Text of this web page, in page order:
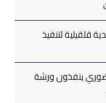
قلقيلية لتنفيذ
ينفذون ورشة